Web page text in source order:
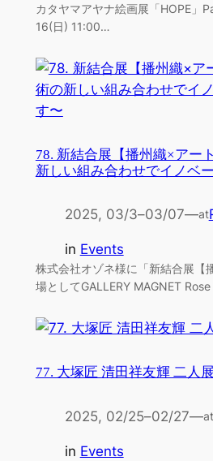
カタヤマアヤナ絵画展「HOPE」
16(日) 11:00…
78. 新結合展【播州織×アー
新しい組み合わせでイノベ
2025, 03/3–03/07—at
in Events
株式会社オゾネ様に「新結合展【
場としてGALLERY MAGNET
77. 大塚匠 清田祥友輝 二人
2025, 02/25–02/27—at
in Events